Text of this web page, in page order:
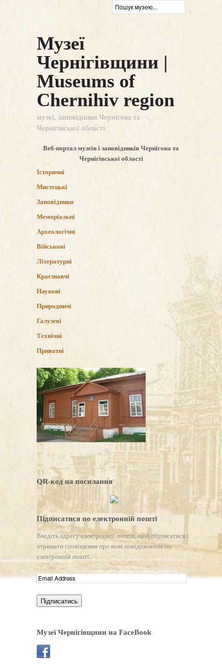
Музеї
Чернігівщини |
Museums of
Chernihiv region
музеї, заповідники Чернігова та
Чернігівської області
Веб-портал музеїв і заповідників Чернігова та
Чернігівської області
Історичні
Мистецькі
Заповідники
Меморіальні
Археологічні
Військові
Літературні
Краєзнавчі
Наукові
Природничі
Галузеві
Технічні
Приватні
QR-код на посилання
Підписатися по електронній пошті
Введіть адресу електронної пошти, щоб підписатися і
отримати сповіщення про нові повідомлення по
електронній пошті.
Музеї Чернігівщини на FaceBook